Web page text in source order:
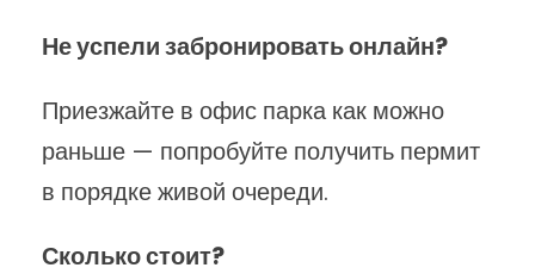
Не успели забронировать онлайн?
Приезжайте в офис парка как можно
раньше — попробуйте получить пермит
в порядке живой очереди.
Сколько стоит?